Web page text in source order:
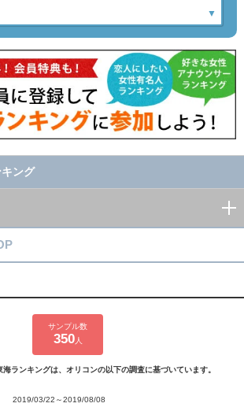
ング
サンプル数
350人
ランキングは、オリコンの以下の調査に基づいています。
2019/03/22～2019/08/08